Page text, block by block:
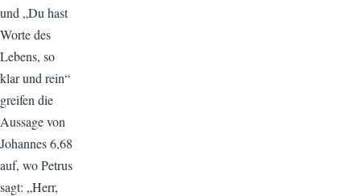
und „Du hast
Worte des
Lebens, so
klar und rein“
greifen die
Aussage von
Johannes 6,68
auf, wo Petrus
sagt: „Herr,